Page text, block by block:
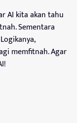
AI kita akan tahu
Sementara
memfitnah. Agar